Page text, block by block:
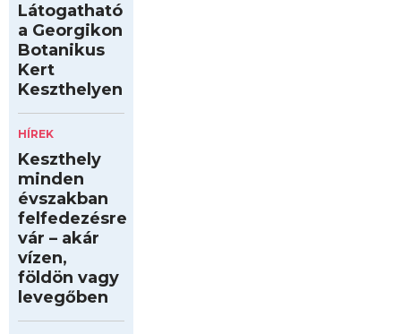
Látogatható
a Georgikon
Botanikus
Kert
Keszthelyen
HÍREK
Keszthely
minden
évszakban
felfedezésre
vár – akár
vízen,
földön vagy
levegőben